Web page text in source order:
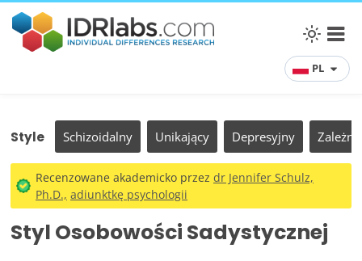
PL
Style Schizoidalny Unikający Depresyjny Zależny
Recenzowane akademicko przez dr Jennifer Schulz,
Ph.D., adiunktkę psychologii
Styl Osobowości Sadystycznej